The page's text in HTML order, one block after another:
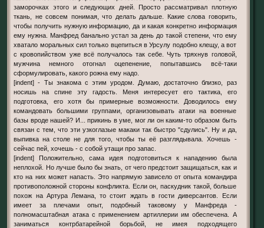
заморочках этого и следующих дней. Просто рассматривал плотную
ткань, не совсем понимая, что делать дальше. Какие слова говорить,
чтобы получить нужную информацию, да и какая конкретно информация
ему нужна. Манфред банально устал за день до такой степени, что ему
хватало моральных сил только вцепиться в Урсулу подобно клещу, а вот
с кровопийством уже всё получалось так себе. Чуть тряхнув головой,
мужчина немного отогнал оцепенение, попытавшись всё-таки
сформулировать, какого рожна ему надо.
[indent] - Ты знакома с этим уродом. Думаю, достаточно близко, раз
носишь на спине эту гадость. Меня интересует его тактика, его
подготовка, его хотя бы примерные возможности. Доводилось ему
командовать большими группами, организовывать атаки на военные
базы вроде нашей? И... прикинь в уме, мог ли он каким-то образом быть
связан с тем, что эти узкоглазые макаки так быстро "сдулись". Ну и да,
выпивка на столе не для того, чтобы ты её разглядывала. Хочешь -
сейчас пей, хочешь - с собой утащи про запас.
[indent] Положительно, сама идея подготовиться к нападению была
неплохой. Но лучше было бы знать, от чего предстоит защищаться, как и
кто на них может напасть. Это напрямую зависело от опыта командира
противоположной стороны конфликта. Если он, паскудник такой, больше
похож на Артура Лемана, то стоит ждать в гости диверсантов. Если
имеет за плечами опыт, подобный таковому у Манфреда -
полномасштабная атака с применением артиллерии им обеспечена. А
заниматься контрбатарейной борьбой, не имея подходящего